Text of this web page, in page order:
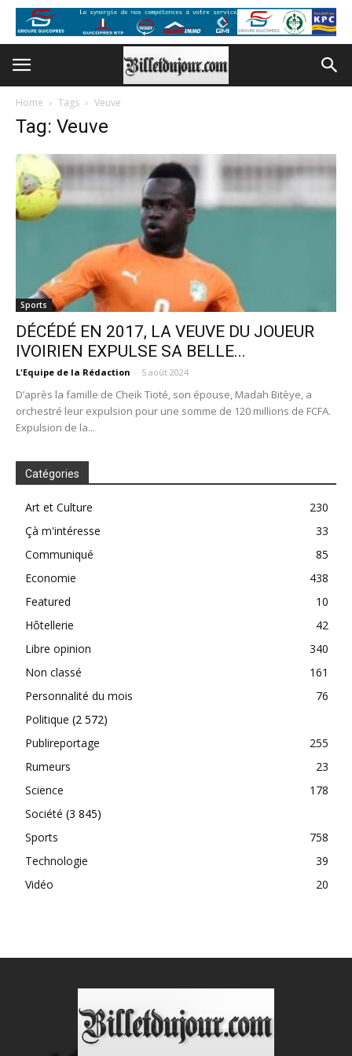
Home Tags Veuve
Tag: Veuve
Sports
DÉCÉDÉ EN 2017, LA VEUVE DU JOUEUR
IVOIRIEN EXPULSE SA BELLE...
L'Equipe de la Rédaction - 5 août 2024
D’après la famille de Cheik Tioté, son épouse, Madah Bitèye, a
orchestré leur expulsion pour une somme de 120 millions de FCFA.
Expulsion de la...
Catégories
Art et Culture
230
Çà m'intéresse
33
Communiqué
85
Economie
438
Featured
10
Hôtellerie
42
Libre opinion
340
Non classé
161
Personnalité du mois
76
Politique (2 572)
Publireportage
255
Rumeurs
23
Science
178
Société (3 845)
Sports
758
Technologie
39
Vidéo
20